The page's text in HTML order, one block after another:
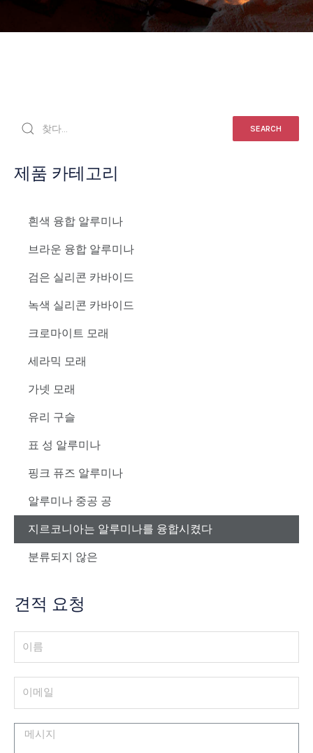
SEARCH
제품 카테고리
흰색 융합 알루미나
브라운 융합 알루미나
검은 실리콘 카바이드
녹색 실리콘 카바이드
크로마이트 모래
세라믹 모래
가넷 모래
유리 구슬
표 성 알루미나
핑크 퓨즈 알루미나
알루미나 중공 공
지르코니아는 알루미나를 융합시켰다
분류되지 않은
견적 요청